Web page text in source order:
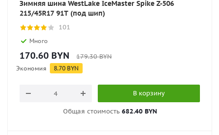
Зимняя шина WestLake IceMaster Spike Z-506
215/45R17 91T (под шип)
101
Много
170.60 BYN 179.30BYN
Экономия 8.70 BYN
В корзину
Общая стоимость 682.40 BYN